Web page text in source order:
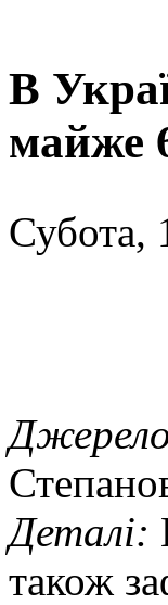
В
майже
Субота,
Деталі:
також